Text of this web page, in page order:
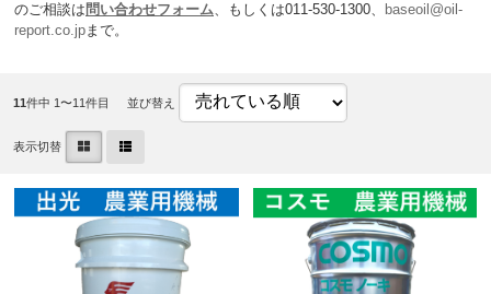
のご相談は 問い合わせフォーム、もしくは011-530-1300、
baseoil@oil-
report.co.jpまで。
11件中 1〜11件目 並び替え
表示切替